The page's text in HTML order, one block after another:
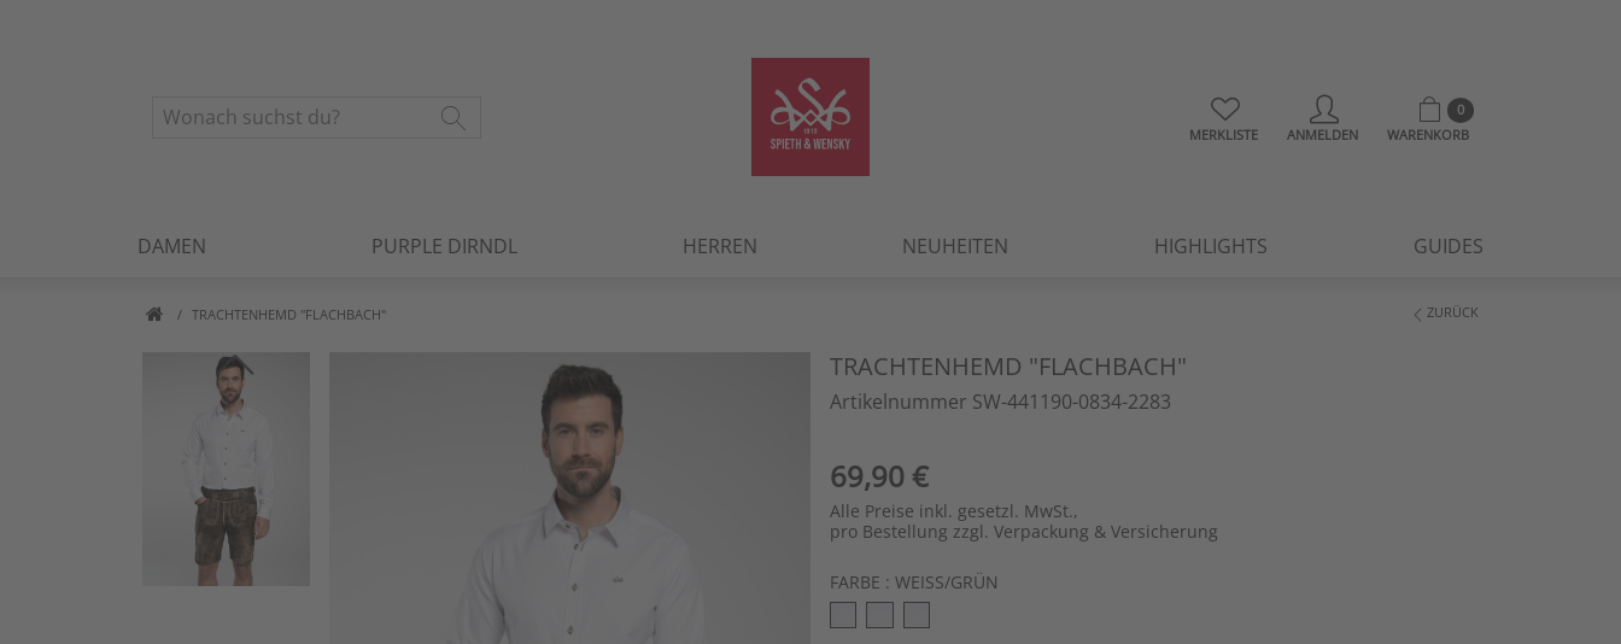
MERKLISTE ANMELDEN
0
WARENKORB
DAMEN PURPLE DIRNDL HERREN NEUHEITEN HIGHLIGHTS GUIDES
TRACHTENHEMD "FLACHBACH" ZURÜCK
Artikelbilder überspringen
TRACHTENHEMD "FLACHBACH"
Artikelnummer SW-441190-0834-2283
69,90 €
Alle Preise inkl. gesetzl. MwSt.,
pro Bestellung zzgl. Verpackung & Versicherung
FARBE : WEISS/GRÜN